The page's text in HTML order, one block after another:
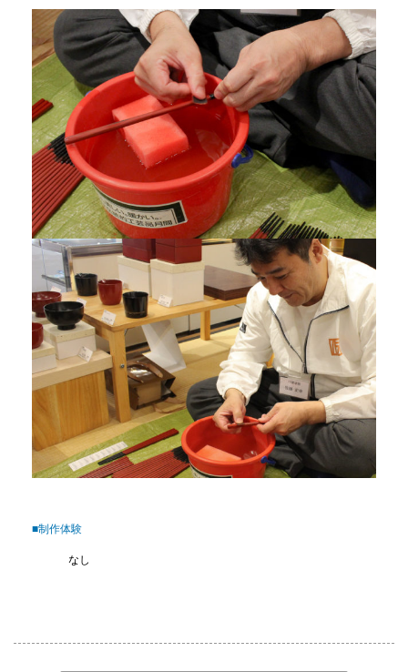
■制作体験
なし